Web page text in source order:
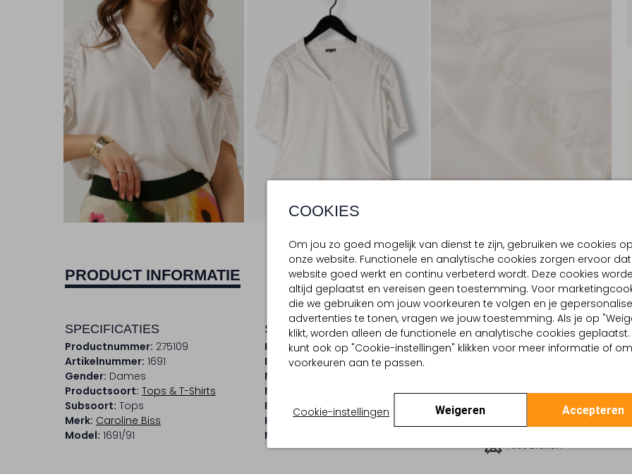
COOKIES
Om jou zo goed mogelijk van dienst te zijn, gebruiken we cookies op
onze website. Functionele en analytische cookies zorgen ervoor
website goed werkt en continu verbeterd wordt. Deze cookies
altijd geplaatst en vereisen geen toestemming. Voor
die we gebruiken om jouw voorkeuren te volgen en je
advertenties te tonen, vragen we jouw toestemming. Als je op
klikt, worden alleen de functionele en analytische cookies geplaatst.
kunt ook op "Cookie-instellingen" klikken voor meer informatie of
voorkeuren aan te passen.
Cookie-instellingen Weigeren Accepteren
PRODUCT INFORMATIE BEZORGEN & RETOURNEREN
SPECIFICATIES
Productnummer: 275109
Artikelnummer: 1691
Gender: Dames
Productsoort: Tops & T-Shirts
Subsoort: Tops
Merk: Caroline Biss
Model: 1691/91
SAMENSTELLING & PASVORM
Kleur: Wit
Patroon: Effen
Materiaal:
Materiaalpercentages:
100% Polyester
Pasvorm:
Losvallend
Halslijn: V-Hals
Mouwlengte:
WASVOORSCHRIFTEN
Beperkt wassen op 30 °C
Alleen hangend drogen
Niet bleken